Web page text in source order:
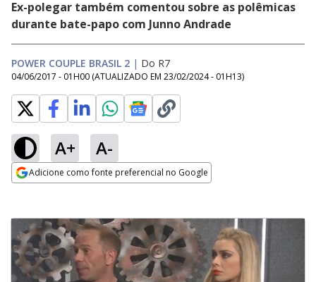
Ex-polegar também comentou sobre as polêmicas
durante bate-papo com Junno Andrade
POWER COUPLE BRASIL 2 | Do R7
04/06/2017 - 01H00 (ATUALIZADO EM 23/02/2024 - 01H13)
A+ A-
Adicione como fonte preferencial no Google